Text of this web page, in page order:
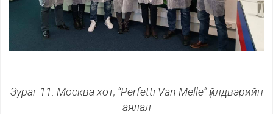
Зураг 11. Москва хот, “Perfetti Van Melle” үйлдвэрийн
аялал